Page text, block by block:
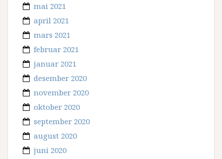
mai 2021
april 2021
mars 2021
februar 2021
januar 2021
desember 2020
november 2020
oktober 2020
september 2020
august 2020
juni 2020